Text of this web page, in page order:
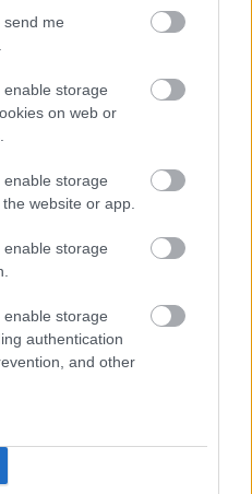
send me
storage
on web or
storage
website or app.
storage
storage
authentication
and other
légtechnika az
elfogadom azadatvédelmi